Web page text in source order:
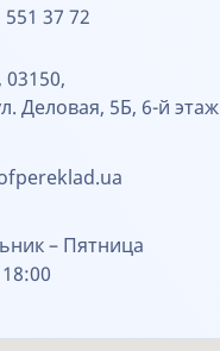
37 72
03150,
Деловая, 5Б, 6-й этаж
– Пятница